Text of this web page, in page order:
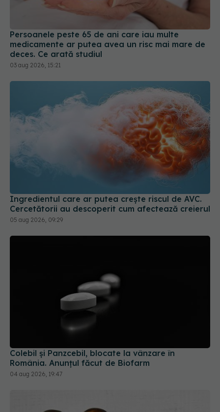
Persoanele peste 65 de ani care iau multe
medicamente ar putea avea un risc mai mare de
deces. Ce arată studiul
03 aug 2026, 15:21
Ingredientul care ar putea crește riscul de AVC.
Cercetătorii au descoperit cum afectează creierul
05 aug 2026, 09:29
Colebil și Panzcebil, blocate la vânzare în
România. Anunțul făcut de Biofarm
04 aug 2026, 19:47